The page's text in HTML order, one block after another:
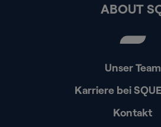
ABOUT
Unser Team
Karriere bei
Kontakt